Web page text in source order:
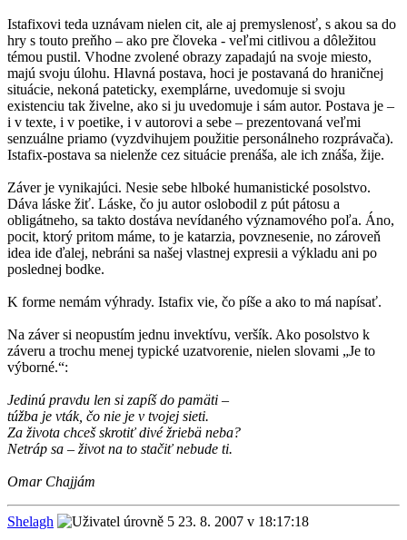
Istafixovi teda uznávam nielen cit, ale aj premyslenosť, s akou sa do
hry s touto preňho – ako pre človeka - veľmi citlivou a dôležitou
témou pustil. Vhodne zvolené obrazy zapadajú na svoje miesto,
majú svoju úlohu. Hlavná postava, hoci je postavaná do hraničnej
situácie, nekoná pateticky, exemplárne, uvedomuje si svoju
existenciu tak živelne, ako si ju uvedomuje i sám autor. Postava je –
i v texte, i v poetike, i v autorovi a sebe – prezentovaná veľmi
senzuálne priamo (vyzdvihujem použitie personálneho rozprávača).
Istafix-postava sa nielenže cez situácie prenáša, ale ich znáša, žije.
Záver je vynikajúci. Nesie sebe hlboké humanistické posolstvo.
Dáva láske žiť. Láske, čo ju autor oslobodil z pút pátosu a
obligátneho, sa takto dostáva nevídaného významového poľa. Áno,
pocit, ktorý pritom máme, to je katarzia, povznesenie, no zároveň
idea ide ďalej, nebráni sa našej vlastnej expresii a výkladu ani po
poslednej bodke.
K forme nemám výhrady. Istafix vie, čo píše a ako to má napísať.
Na záver si neopustím jednu invektívu, veršík. Ako posolstvo k
záveru a trochu menej typické uzatvorenie, nielen slovami „Je to
výborné.“:
Jedinú pravdu len si zapíš do pamäti –
túžba je vták, čo nie je v tvojej sieti.
Za života chceš skrotiť divé žriebä neba?
Netráp sa – život na to stačiť nebude ti.
Omar Chajjám
Shelagh
23. 8. 2007 v 18:17:18